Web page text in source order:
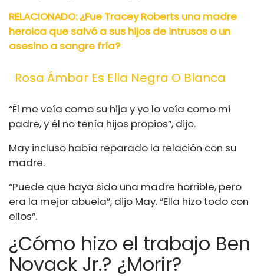
RELACIONADO: ¿Fue Tracey Roberts una madre
heroica que salvó a sus hijos de intrusos o un
asesino a sangre fría?
Rosa Ámbar Es Ella Negra O Blanca
“Él me veía como su hija y yo lo veía como mi
padre, y él no tenía hijos propios”, dijo.
May incluso había reparado la relación con su
madre.
“Puede que haya sido una madre horrible, pero
era la mejor abuela”, dijo May. “Ella hizo todo con
ellos”.
¿Cómo hizo el trabajo Ben
Novack Jr.? ¿Morir?